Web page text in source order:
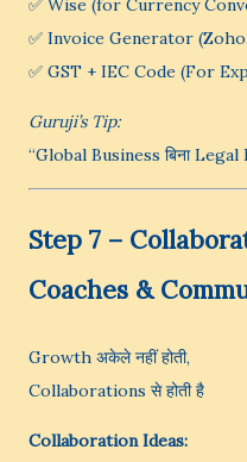
✅ Wise (for Currency
✅ Invoice Generator
✅ GST + IEC Code (For
Guruji’s Tip:
“Global Business बिना
Step 7 –
Coaches &
Growth अकेले नहीं होती,
Collaborations से होती है
Collaboration Ideas: